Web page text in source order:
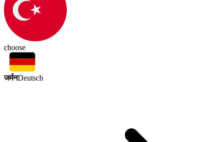
choose
जर्मनDeutsch